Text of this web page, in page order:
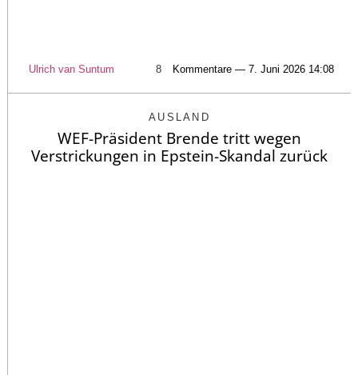
Ulrich van Suntum 8 Kommentare — 7. Juni 2026 14:08
AUSLAND
WEF-Präsident Brende tritt wegen
Verstrickungen in Epstein-Skandal zurück